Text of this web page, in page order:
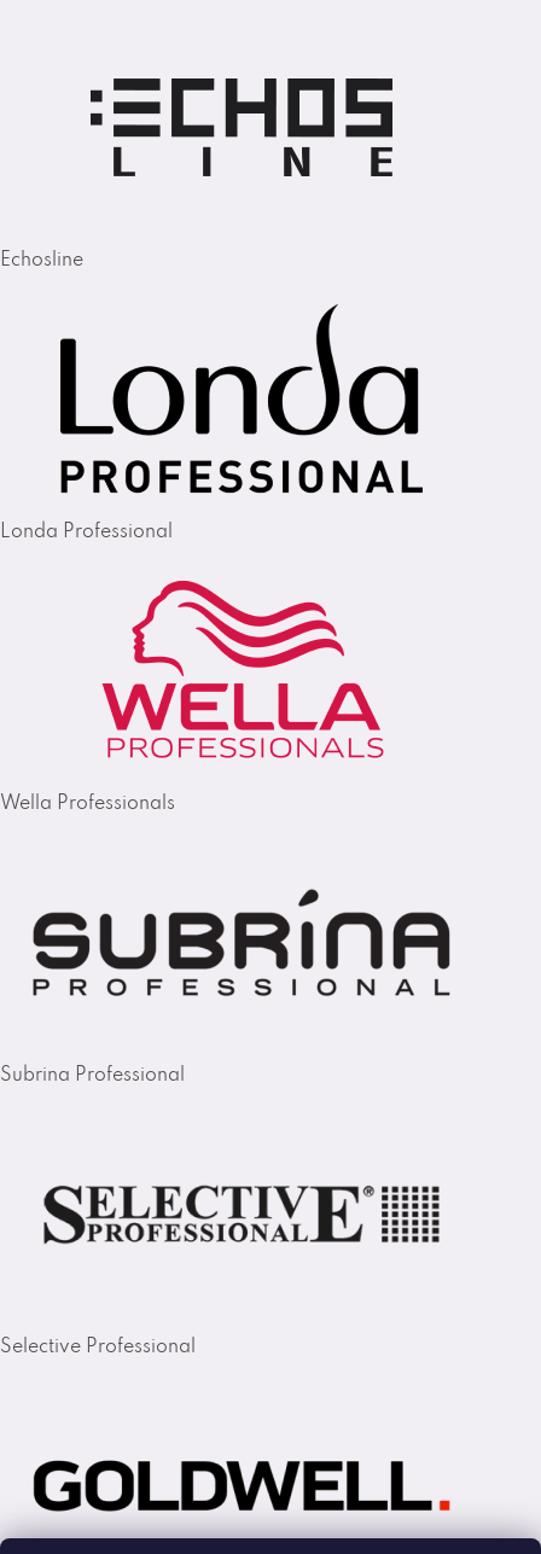
Echosline
Londa Professional
Wella Professionals
Subrina Professional
Selective Professional